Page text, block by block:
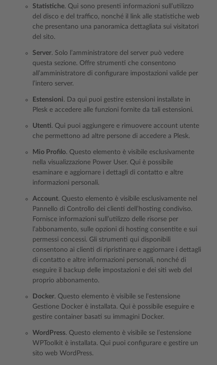
Statistiche. Qui sono presenti informazioni sull’utilizzo
del disco e del traffico, nonché il link alle statistiche web
che presentano una panoramica dettagliata sui visitatori
del sito.
Server. Solo l’amministratore del server può vedere
questa sezione. Offre strumenti che consentono
all’amministratore di configurare impostazioni valide per
l’intero server.
Estensioni. Da qui puoi gestire estensioni installate in
Plesk e accedere alle funzioni fornite da tali estensioni.
Utenti. Qui puoi aggiungere e rimuovere account utente
che permettono ad altre persone di accedere a Plesk.
Mio Profilo. Questo elemento è visibile esclusivamente
nella visualizzazione Power User. Qui è possibile
esaminare e aggiornare i dettagli di contatto e altre
informazioni personali.
Account. Questo elemento è visibile esclusivamente nel
Pannello di Controllo dei clienti dell’hosting condiviso.
Fornisce informazioni sull’utilizzo delle risorse per
l’abbonamento, sulle opzioni di hosting consentite e sui
permessi concessi. Gli strumenti qui disponibili
consentono ai clienti di ripristinare e aggiornare i dettagli
di contatto e altre informazioni personali, nonché di
eseguire il backup delle impostazioni e dei siti web del
proprio abbonamento.
Docker. Questo elemento è visibile se l’estensione
Gestione Docker è installata. Qui è possibile eseguire e
gestire container basati su immagini Docker.
WordPress. Questo elemento è visibile se l’estensione
WPToolkit è installata. Qui puoi configurare e gestire un
sito web WordPress.